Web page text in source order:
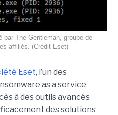
par The Gentleman, groupe de
affiliés. (Crédit Eset)
Eset, l’un des
as a service
à des outils avancés
des solutions